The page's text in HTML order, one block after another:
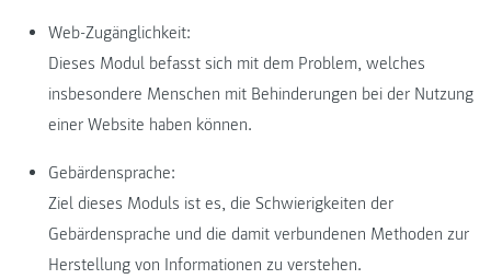
Web-Zugänglichkeit:
Dieses Modul befasst sich mit dem Problem, welches
insbesondere Menschen mit Behinderungen bei der Nutzung
einer Website haben können.
Gebärdensprache:
Ziel dieses Moduls ist es, die Schwierigkeiten der
Gebärdensprache und die damit verbundenen Methoden zur
Herstellung von Informationen zu verstehen.